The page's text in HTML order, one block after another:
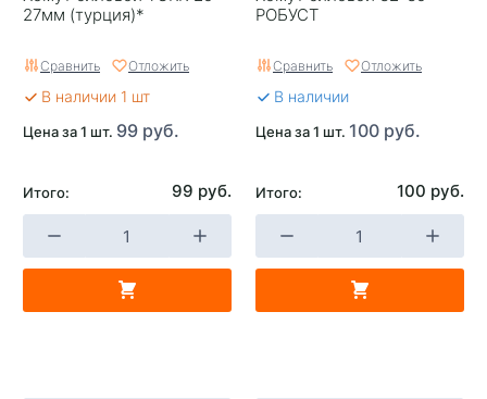
27мм (турция)*
Сравнить Отложить
В наличии 1 шт
Цена за 1 шт. 99 руб.
Итого: 99 руб.
РОБУСТ
Сравнить Отложить
В наличии
Цена за 1 шт. 100 руб.
Итого: 100 руб.